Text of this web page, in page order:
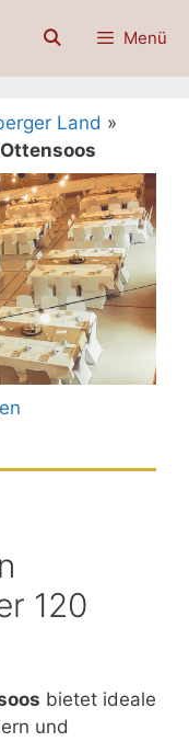
Menü
Land »
120
bietet ideale
und